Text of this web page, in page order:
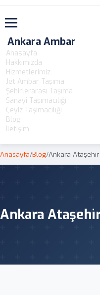
Toggle navigation
Ankara Ambar
Anasayfa
Hakkımızda
Hizmetlerimiz
Jet Ambar Taşıma
Şehirlerarası Taşıma
Sanayi Taşımacılığı
Çeyiz Taşımacılığı
Blog
İletişim
Anasayfa/Blog/Ankara Ataşehir
Ankara